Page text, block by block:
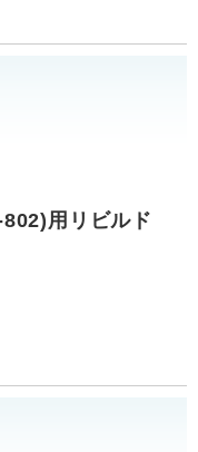
用リビルド